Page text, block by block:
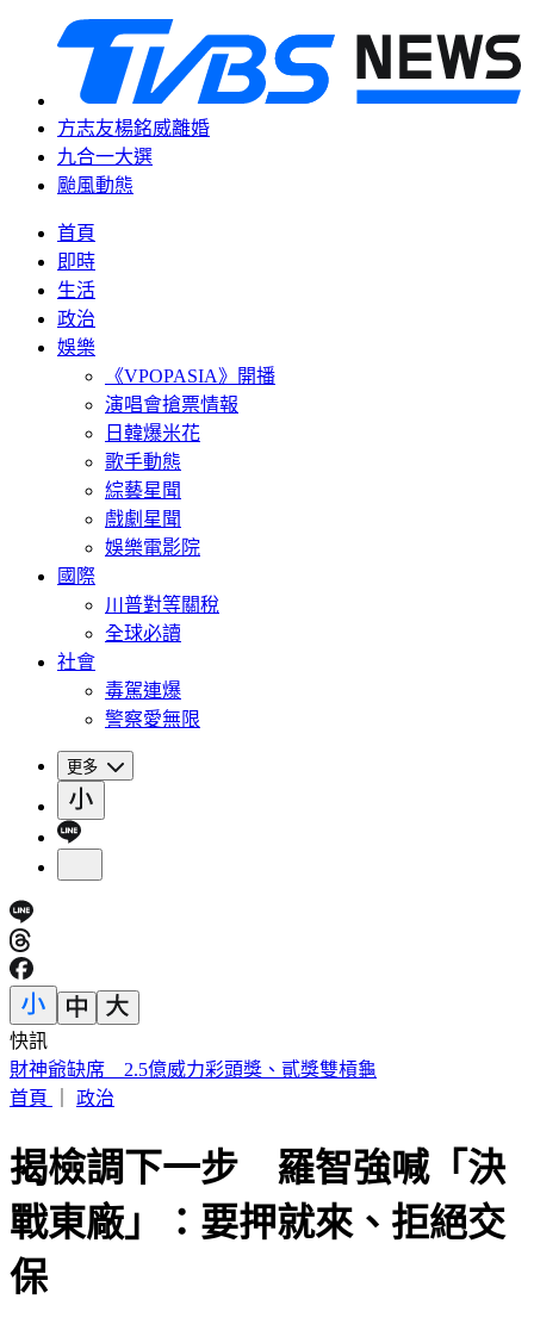
方志友楊銘威離婚
九合一大選
颱風動態
首頁
即時
生活
政治
娛樂
《VPOPASIA》開播
演唱會搶票情報
日韓爆米花
歌手動態
綜藝星聞
戲劇星聞
娛樂電影院
國際
川普對等關稅
全球必讀
社會
毒駕連爆
警察愛無限
更多
快訊
富比士富豪榜大洗牌 「川湖」林聰吉登台灣首富
首頁
政治
揭檢調下一步 羅智強喊「決
戰東廠」：要押就來、拒絕交
保